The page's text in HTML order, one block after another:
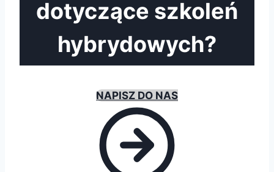
dotyczące szkoleń
hybrydowych?
NAPISZ DO NAS